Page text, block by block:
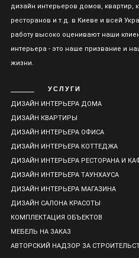
дизайн интерьеров домов, квартир,
ресторанов и т.д. в Киеве и всей
работу высоко оценивают наши
интерьера - это наше призвание и
жизни.
УСЛУГИ
ДИЗАЙН ИНТЕРЬЕРА ДОМА
ДИЗАЙН КВАРТИРЫ
ДИЗАЙН ИНТЕРЬЕРА ОФИСА
ДИЗАЙН ИНТЕРЬЕРА КОТТЕДЖА
ДИЗАЙН ИНТЕРЬЕРА РЕСТОРАНА И
ДИЗАЙН ИНТЕРЬЕРА ТАУНХАУСА
ДИЗАЙН ИНТЕРЬЕРА МАГАЗИНА
ДИЗАЙН САЛОНА КРАСОТЫ
КОМПЛЕКТАЦИЯ ОБЪЕКТОВ
МЕБЕЛЬ НА ЗАКАЗ
АВТОРСКИЙ НАДЗОР ЗА